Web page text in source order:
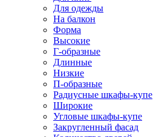
Для одежды
На балкон
Форма
Высокие
Г-образные
Длинные
Низкие
П-образные
Радиусные шкафы-купе
Широкие
Угловые шкафы-купе
Закругленный фасад